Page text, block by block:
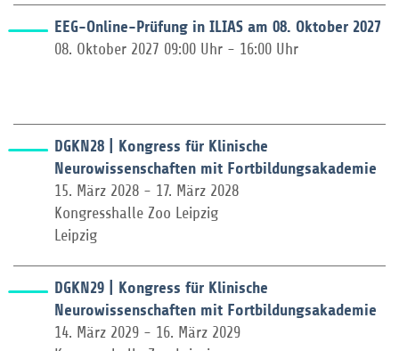
EEG-Online-Prüfung in ILIAS am 08. Oktober 2027
08. Oktober 2027 09:00 Uhr - 16:00 Uhr
DGKN28 | Kongress für Klinische
Neurowissenschaften mit Fortbildungsakademie
15. März 2028 - 17. März 2028
Kongresshalle Zoo Leipzig
Leipzig
DGKN29 | Kongress für Klinische
Neurowissenschaften mit Fortbildungsakademie
14. März 2029 - 16. März 2029